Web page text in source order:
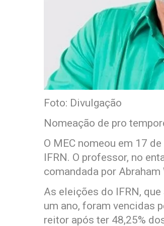
Foto: Divulgação
Nomeação de pro
O MEC nomeou em 17
IFRN. O professor, no
comandada por Abraham
As eleições do IFRN,
um ano, foram vencidas
reitor após ter 48,25%